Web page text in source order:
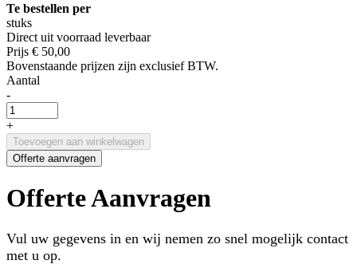
Te bestellen per
stuks
Direct uit voorraad leverbaar
Prijs € 50,00
Bovenstaande prijzen zijn exclusief BTW.
Aantal
-
+
Toevoegen aan winkelwagen
Offerte aanvragen
Offerte Aanvragen
Vul uw gegevens in en wij nemen zo snel mogelijk contact
met u op.